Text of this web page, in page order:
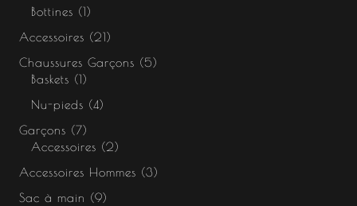
Bottines
1
Accessoires
21
Chaussures Garçons
5
Baskets
1
Nu-pieds
4
Garçons
7
Accessoires
2
Accessoires Hommes
3
Sac à main
9